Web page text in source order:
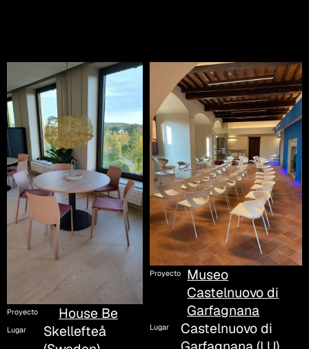
Proyecto House Be
Lugar
Skellefteå
Proyecto
Museo
Castelnuovo di
Garfagnana
Lugar
Castelnuovo di